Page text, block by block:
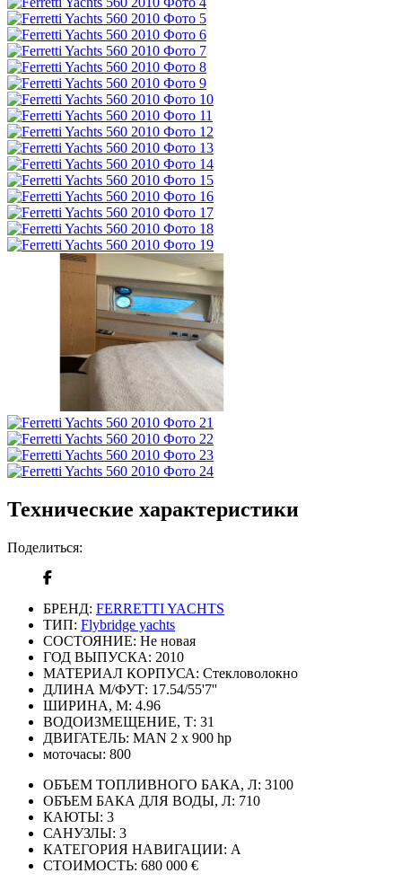
Технические характеристики
Поделиться:
БРЕНД: FERRETTI YACHTS
ТИП: Flybridge yachts
СОСТОЯНИЕ: Не новая
ГОД ВЫПУСКА: 2010
МАТЕРИАЛ КОРПУСА: Стекловолокно
ДЛИНА М/ФУТ: 17.54/55'7''
ШИРИНА, М: 4.96
ВОДОИЗМЕЩЕНИЕ, Т: 31
ДВИГАТЕЛЬ: MAN 2 x 900 hp
моточасы: 800
ОБЪЕМ ТОПЛИВНОГО БАКА, Л: 3100
ОБЪЕМ БАКА ДЛЯ ВОДЫ, Л: 710
КАЮТЫ: 3
САНУЗЛЫ: 3
КАТЕГОРИЯ НАВИГАЦИИ: A
СТОИМОСТЬ: 680 000 €